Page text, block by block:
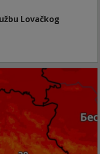
Lovačkog